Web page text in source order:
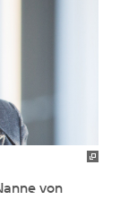
von